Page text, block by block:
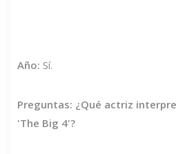
Año: Sí.
Preguntas: ¿Qué actriz
'The Big 4'?